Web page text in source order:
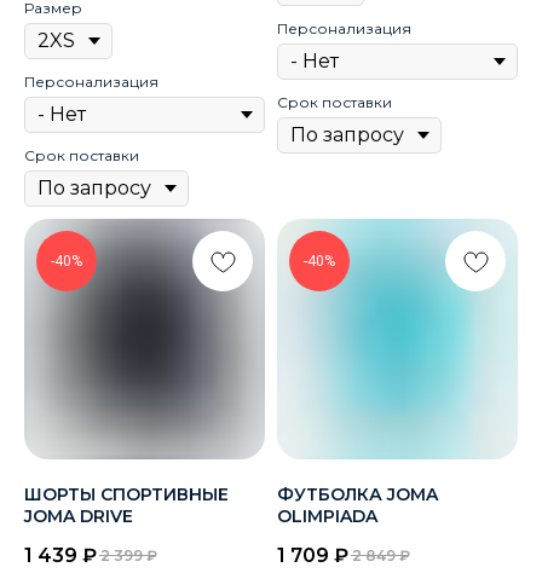
Размер
Персонализация
Срок поставки
Персонализация
Срок поставки
-40%
ШОРТЫ СПОРТИВНЫЕ
JOMA DRIVE
1 439 ₽ 2 399 ₽
-40%
ФУТБОЛКА JOMA
OLIMPIADA
1 709 ₽ 2 849 ₽